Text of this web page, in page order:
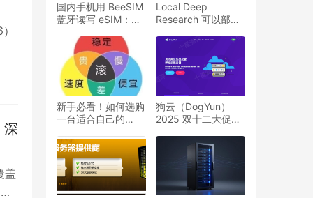
深
盖
国内手机用 BeeSIM
蓝牙读写 eSIM：开
体号码月租 0.99 美
元教程
Local Deep
Research 可以部署
深度研究助手的服务
器配置建议
新手必看！如何选购
一台适合自己的
狗云（DogYun）
2025 双十二大促：
独立服务器立减 100
元，天天抽奖赢优